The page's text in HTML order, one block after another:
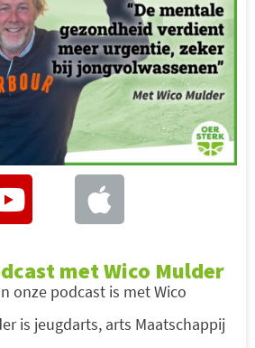
met Wico Mulder
onze podcast is met Wico
is jeugdarts, arts Maatschappij